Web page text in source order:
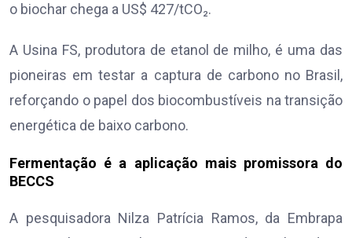
o biochar chega a US$ 427/tCO₂.
A Usina FS, produtora de etanol de milho, é uma das
pioneiras em testar a captura de carbono no Brasil,
reforçando o papel dos biocombustíveis na transição
energética de baixo carbono.
Fermentação é a aplicação mais promissora do
BECCS
A pesquisadora Nilza Patrícia Ramos, da Embrapa